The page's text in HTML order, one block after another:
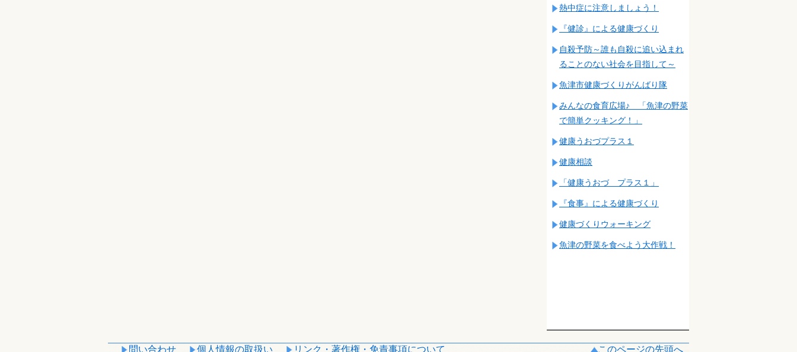
熱中症に注意しましょう！
『健診』による健康づくり
自殺予防～誰も自殺に追い込まれ
ることのない社会を目指して～
魚津市健康づくりがんばり隊
みんなの食育広場♪ 「魚津の野菜
で簡単クッキング！」
健康うおづプラス１
健康相談
「健康うおづ プラス１」
『食事』による健康づくり
健康づくりウォーキング
魚津の野菜を食べよう大作戦！
問い合わせ 個人情報の取扱い リンク・著作権・免責事項について このページの先頭へ